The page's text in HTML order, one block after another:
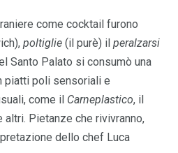
come cocktail furono
poltiglie (il purè) il peralzarsi
Santo Palato si consumò una
piatti poli sensoriali e
come il Carneplastico, il
altri. Pietanze che rivivranno,
dello chef Luca